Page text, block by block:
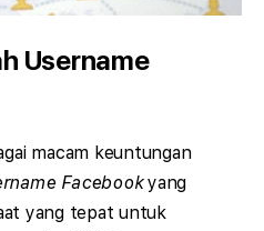
Username
macam keuntungan
Facebookyang
yang tepat untuk